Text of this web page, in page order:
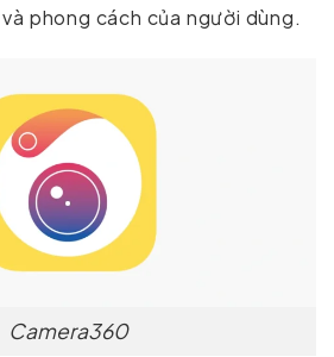
phong cách của người dùng.
Camera360